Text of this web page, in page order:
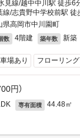
見線/越中中川駅 徒歩6
線/志貴野中学校前駅 徒
県高岡市中川園町
数 4階建 築年数 新築
場あり フローリング
円）
専有面積 44.48㎡